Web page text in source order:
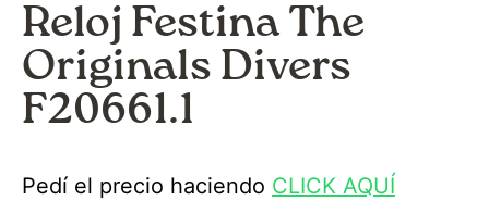
Reloj Festina The
Originals Divers
F20661.1
Pedí el precio haciendo CLICK AQUÍ